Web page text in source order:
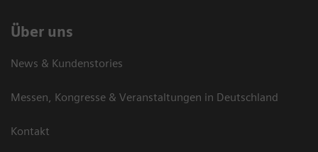
Über uns
News & Kundenstories
Messen, Kongresse & Veranstaltungen in Deutschland
Kontakt